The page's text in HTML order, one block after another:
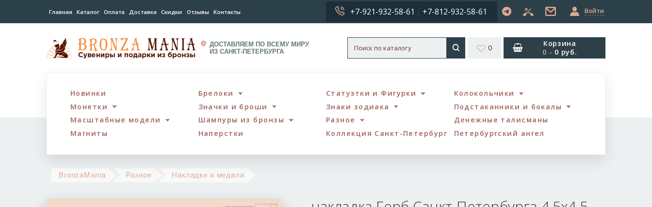
Главная Каталог Оплата Доставка Скидки Отзывы Контакты +7-921-932-58-61 +7-812-932-58-61 Войти
ДОСТАВЛЯЕМ ПО ВСЕМУ МИРУ
ИЗ САНКТ-ПЕТЕРБУРГА
0
Корзина
0 - 0 руб.
Новинки Брелоки Статуэтки и Фигурки
Колокольчики
Монетки
Значки и броши Знаки зодиака
Подстаканники и бокалы
Масштабные модели
Шампуры из бронзы Разное
Денежные талисманы
Магниты
Наперстки Коллекция Санкт-Петербург Петербургский ангел
BronzaMania Разное Накладки и медали
Санкт